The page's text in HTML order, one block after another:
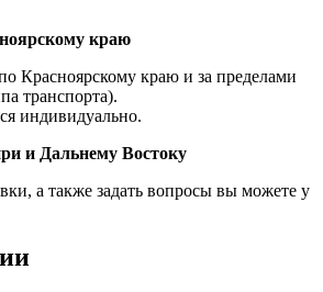
краю
Красноярскому краю и за пределами
транспорта).
индивидуально.
и Дальнему Востоку
а также задать вопросы вы можете у